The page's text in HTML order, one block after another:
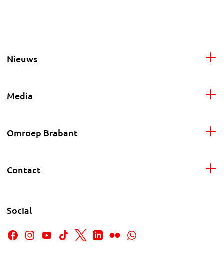
Nieuws
Media
Omroep Brabant
Contact
Social